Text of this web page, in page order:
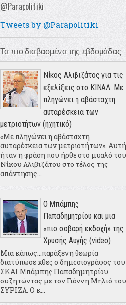
@Parapolitiki
Tweets by @Parapolitiki
Τα πιο διαβασμένα της εβδομάδας
Νίκος Αλιβιζάτος για τις
εξελίξεις στο ΚΙΝΑΛ: Με
πληγώνει η αβάσταχτη
αυταρέσκεια των
μετριοτήτων (ηχητικό)
«Με πληγώνει η αβάσταχτη
αυταρέσκεια των μετριοτήτων». Αυτή
ήταν η φράση που ήρθε στο μυαλό του
Νίκου Αλιβιζάτου στο τέλος της
απάντησης...
Ο Μπάμπης
Παπαδημητρίου και μια
«πιο σοβαρή εκδοχή» της
Χρυσής Αυγής (video)
Μια κάπως...παράξενη θεωρία
διατύπωσε χθες ο δημοσιογράφος του
ΣΚΑΙ Μπάμπης Παπαδημητρίου
συζητώντας με τον Γιάννη Μηλιό του
ΣΥΡΙΖΑ. Ο κ...